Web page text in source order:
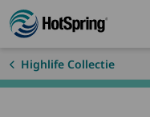
Skip to main content
Highlife Collectie